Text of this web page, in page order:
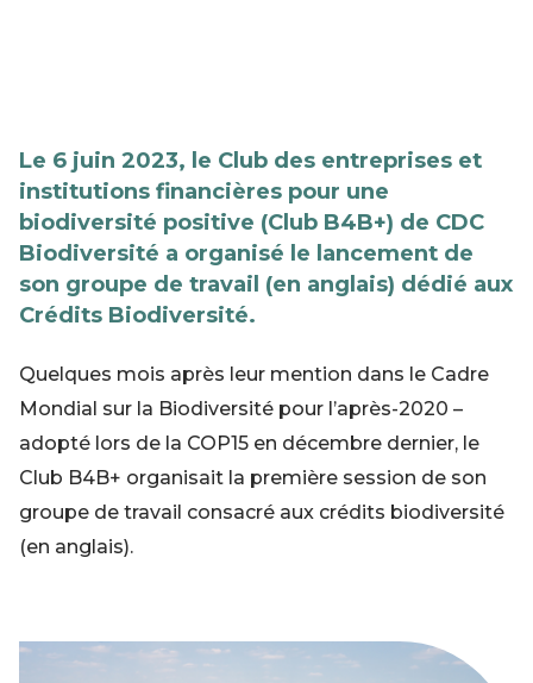
Le 6 juin 2023, le Club des entreprises et
institutions financières pour une
biodiversité positive (Club B4B+) de CDC
Biodiversité a organisé le lancement de
son groupe de travail (en anglais) dédié aux
Crédits Biodiversité.
Quelques mois après leur mention dans le Cadre
Mondial sur la Biodiversité pour l’après-2020 –
adopté lors de la COP15 en décembre dernier, le
Club B4B+ organisait la première session de son
groupe de travail consacré aux crédits biodiversité
(en anglais).